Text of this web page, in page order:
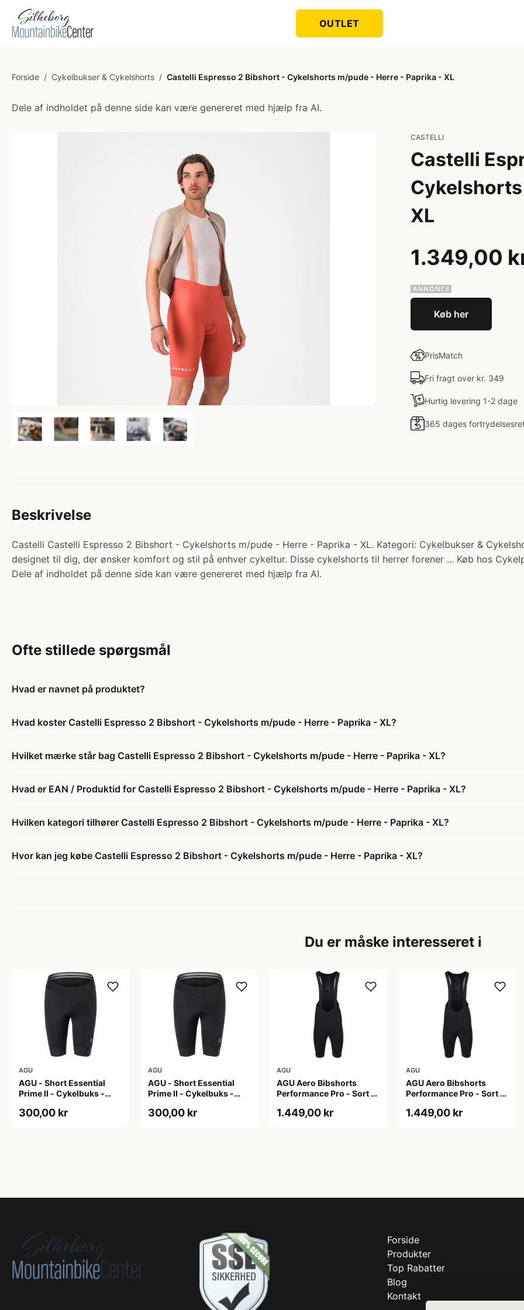
OUTLET
Forside / Cykelbukser & Cykelshorts / Castelli Espresso 2 Bibshort - Cykelshorts m/pude - Herre - Paprika - XL
Dele af indholdet på denne side kan være genereret med hjælp fra AI.
CASTELLI
Castelli
XL
1.349,00
Køb her
PrisMatch
Fri fragt over kr. 349
Hurtig levering 1-2 dage
365 dages
Beskrivelse
Castelli Castelli Espresso 2 Bibshort - Cykelshorts m/pude - Herre - Paprika - XL. Kategori: Cykelbukser &
designet til dig, der ønsker komfort og stil på enhver cykeltur. Disse cykelshorts til herrer forener ... Køb hos
Dele af indholdet på denne side kan være genereret med hjælp fra AI.
Ofte stillede spørgsmål
Hvad er navnet på produktet?
Hvad koster Castelli Espresso 2 Bibshort - Cykelshorts m/pude - Herre - Paprika - XL?
Hvilket mærke står bag Castelli Espresso 2 Bibshort - Cykelshorts m/pude - Herre - Paprika - XL?
Hvad er EAN / Produktid for Castelli Espresso 2 Bibshort - Cykelshorts m/pude - Herre - Paprika - XL?
Hvilken kategori tilhører Castelli Espresso 2 Bibshort - Cykelshorts m/pude - Herre - Paprika - XL?
Hvor kan jeg købe Castelli Espresso 2 Bibshort - Cykelshorts m/pude - Herre - Paprika - XL?
Du er måske interesseret i
AGU
AGU - Short Essential
Prime II - Cykelbuks -
300,00 kr
AGU
AGU - Short Essential
Prime II - Cykelbuks -
300,00 kr
AGU
AGU Aero Bibshorts
Performance Pro - Sort -
1.449,00 kr
AGU
AGU Aero Bibshorts
Performance Pro - Sort -
1.449,00 kr
Forside
Produkter
Top Rabatter
Blog
Kontakt